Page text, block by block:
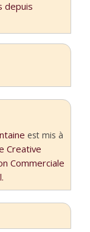
depuis
est mis à
Creative
Commerciale